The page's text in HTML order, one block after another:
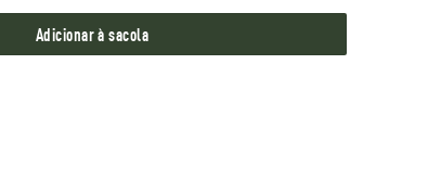
Adicionar à sacola